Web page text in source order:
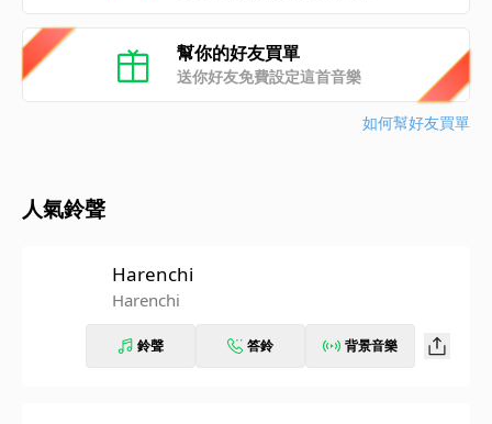
幫你的好友買單
送你好友免費設定這首音樂
如何幫好友買單
人氣鈴聲
Harenchi
Harenchi
鈴聲 答鈴 背景音樂